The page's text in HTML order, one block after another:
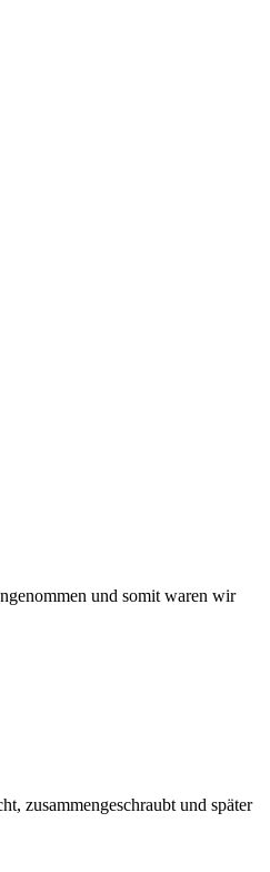
und somit waren wir
zusammengeschraubt und später